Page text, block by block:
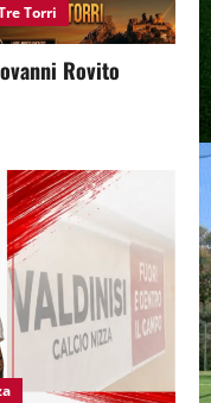
Torri
Rovito